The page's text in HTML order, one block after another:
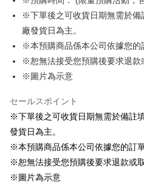
Easy Wallet
Google Pay
ATM払い
代金引換
配送方法
全家取貨付款
配送毎にNT$65、NT$1,300以上で
福袋專用-全家取貨付款
配送毎にNT$65
※下單後之可收貨日期無需於備
廠發貨日為主。
※本預購商品係本公司依據您的
※恕無法接受您預購後要求退款
※圖片為示意
セールスポイント
※下單後之可收貨日期無需於備註
發貨日為主。
※本預購商品係本公司依據您的訂
※恕無法接受您預購後要求退款或
※圖片為示意